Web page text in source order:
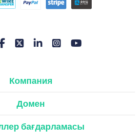
Компания
Домен
бағдарламасы